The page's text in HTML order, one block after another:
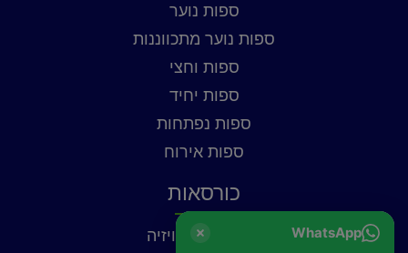
ספות נוער
ספות נוער מתכווננות
ספות וחצי
ספות יחיד
ספות נפתחות
ספות אירוח
כורסאות
כורסאות טלוויזיה
WhatsApp